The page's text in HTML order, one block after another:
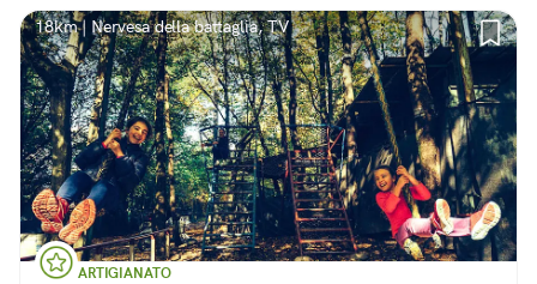
18km | Nervesa della battaglia, TV
ARTIGIANATO